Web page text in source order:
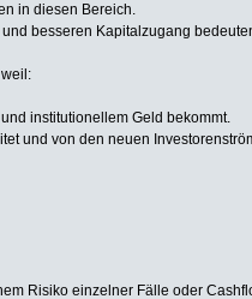
in diesen Bereich.
besseren Kapitalzugang
institutionellem Geld bekommt.
und von den neuen
Risiko einzelner Fälle oder